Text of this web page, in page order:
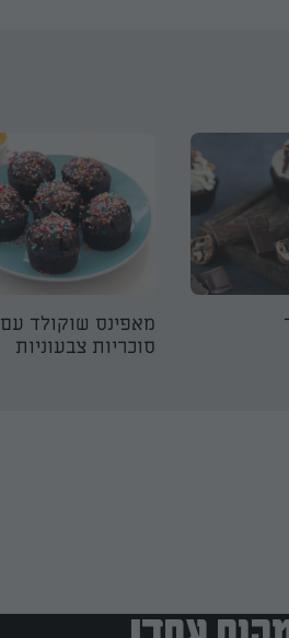
מאפינס שוקולד עם
סוכריות צבעוניות